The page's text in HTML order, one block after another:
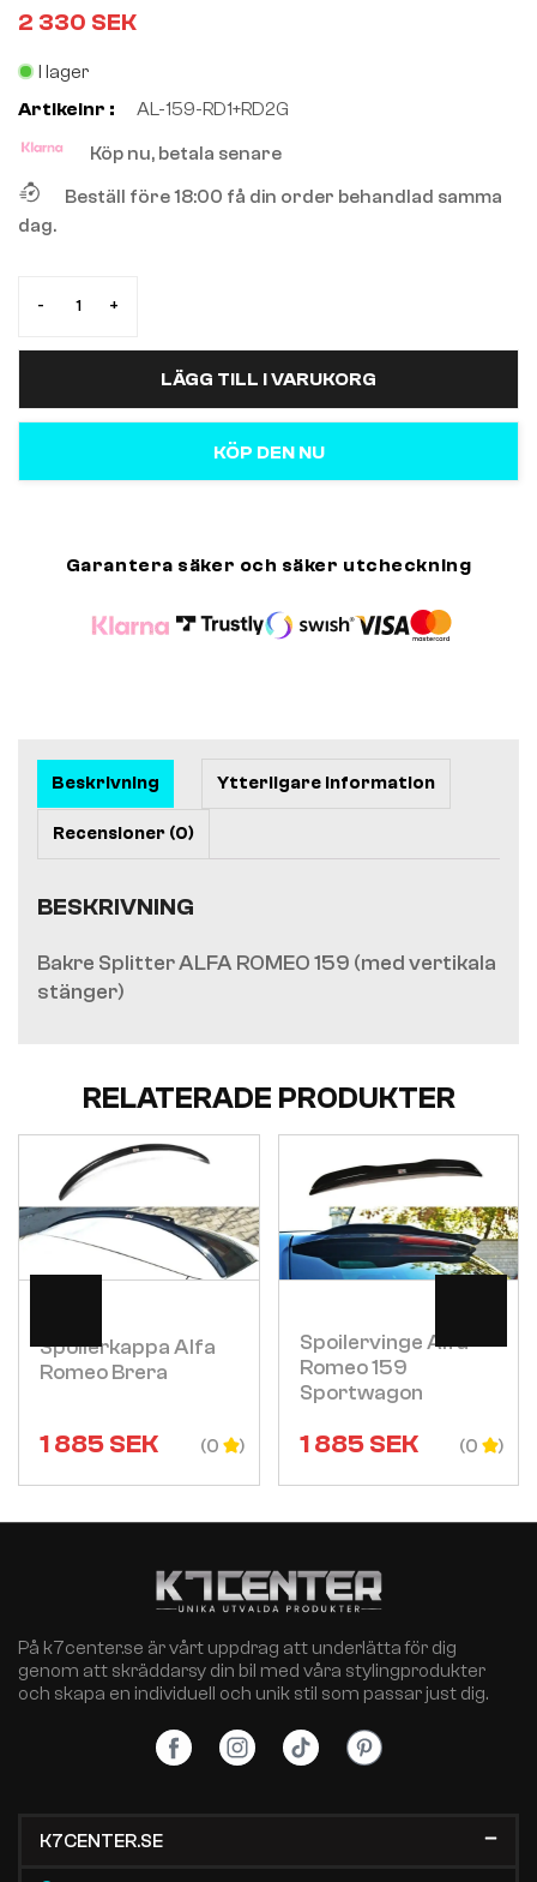
2 330 SEK
I lager
Artikelnr :
AL-159-RD1+RD2G
Köp nu, betala senare
Beställ före 18:00 få din order behandlad samma
dag.
- +
LÄGG TILL I VARUKORG
KÖP DEN NU
Garantera säker och säker utcheckning
Beskrivning Ytterligare information
Recensioner (0)
BESKRIVNING
Bakre Splitter ALFA ROMEO 159 (med vertikala
stänger)
RELATERADE PRODUKTER
Spoilerkappa Alfa
Romeo Brera
1 885SEK (0
Visa
Spoilervinge Alfa
Romeo 159
Sportwagon
1 885SEK (0
Visa
På k7center.se är vårt uppdrag att underlätta för dig
genom att skräddarsy din bil med våra stylingprodukter
och skapa en individuell och unik stil som passar just dig.
K7CENTER.SE